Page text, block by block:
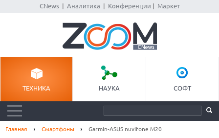
CNews| Аналитика Конференции Маркет
ТЕХНИКА НАУКА СОФТ
Главная Смартфоны Garmin-ASUS nuvifone M20